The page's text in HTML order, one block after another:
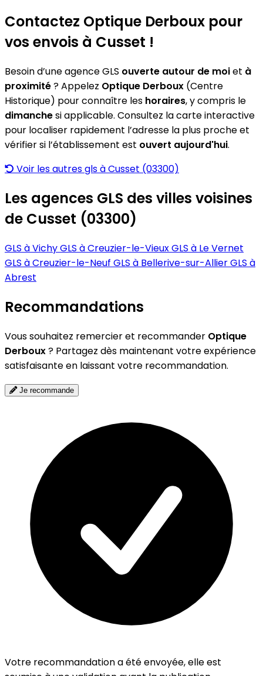
Contactez Optique Derboux pour
vos envois à Cusset !
Besoin d’une agence GLS ouverte autour de moiet à
proximité? Appelez Optique Derboux (Centre
Historique) pour connaître les horaires, y compris le
dimanchesi applicable. Consultez la carte interactive
pour localiser rapidement l’adresse la plus proche et
vérifier si l’établissement est ouvert aujourd'hui.
Voir les autres gls à Cusset (03300)
Les agences GLS des villes voisines
de Cusset (03300)
GLS à VichyGLS à Creuzier-le-VieuxGLS à Le Vernet
GLS à Creuzier-le-Neuf GLS à Bellerive-sur-AllierGLS à
Abrest
Recommandations
Vous souhaitez remercier et recommander Optique
Derboux? Partagez dès maintenant votre expérience
satisfaisante en laissant votre recommandation.
Je recommande
Votre recommandation a été envoyée, elle est